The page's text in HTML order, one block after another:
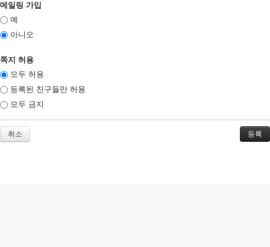
메일링 가입
예
아니오
쪽지 허용
모두 허용
등록된 친구들만 허용
모두 금지
취소